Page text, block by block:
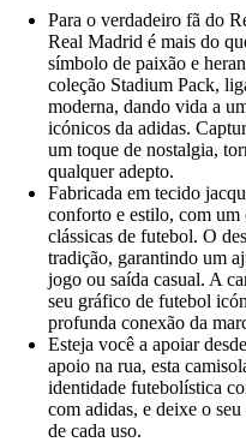
Para o verdadeiro fã do
Real Madrid é mais do
símbolo de paixão e
coleção Stadium Pack,
moderna, dando vida a
icónicos da adidas.
um toque de nostalgia,
qualquer adepto.
Fabricada em tecido
conforto e estilo, com um
clássicas de futebol. O
tradição, garantindo um
jogo ou saída casual. A
seu gráfico de futebol
profunda conexão da
Esteja você a apoiar
apoio na rua, esta
identidade futebolística
com adidas, e deixe o
de cada uso.